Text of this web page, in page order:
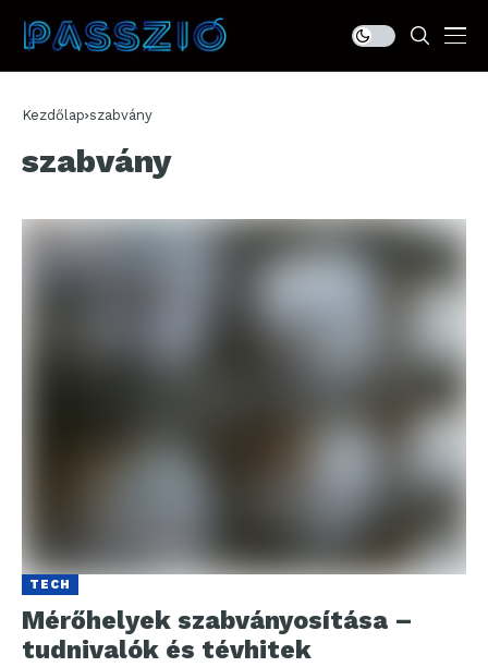
Kezdőlap szabvány
szabvány
TECH
Mérőhelyek szabványosítása –
tudnivalók és tévhitek